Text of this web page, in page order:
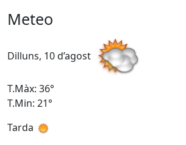
Meteo
Dilluns, 10 d’agost
T.Màx: 36°
T.Min: 21°
Tarda